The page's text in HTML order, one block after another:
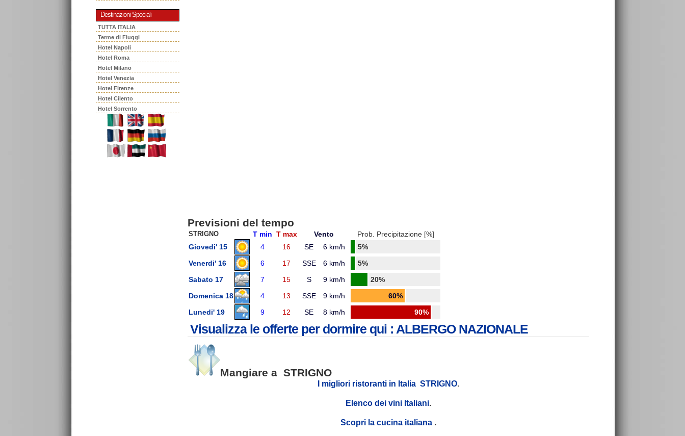
Destinazioni Speciali
TUTTA ITALIA
Terme di Fiuggi
Hotel Napoli
Hotel Roma
Hotel Milano
Hotel Venezia
Hotel Firenze
Hotel Cilento
Hotel Sorrento
Previsioni del tempo
STRIGNO T min T max Vento
Prob. Precipitazione [%]
Giovedi' 15
4 16 SE 6 km/h
5%
Venerdi' 16
6 17 SSE 6 km/h
5%
Sabato 17
7 15 S 9 km/h
20%
Domenica 18
4 13 SSE 9 km/h
60%
Lunedi' 19
9 12 SE 8 km/h 90%
Visualizza le offerte per dormire qui : ALBERGO NAZIONALE
Mangiare a STRIGNO
I migliori ristoranti in Italia STRIGNO
Elenco dei vini Italiani
Scopri la cucina italiana